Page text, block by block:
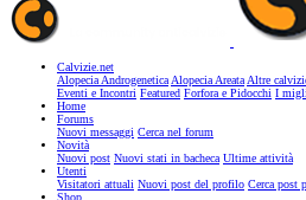
Calvizie.net
Alopecia AndrogeneticaAlopecia AreataAltre
Eventi e Incontri Featured Forfora e Pidocchi I
Home
Forums
Nuovi messaggi Cerca nel forum
Novità
Nuovi post Nuovi stati in bacheca Ultime attività
Utenti
Visitatori attuali Nuovi post del profilo Cerca post